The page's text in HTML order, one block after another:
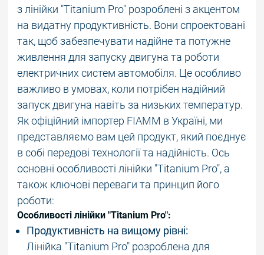
з лінійки "Titanium Pro" розроблені з акцентом
на видатну продуктивність. Вони спроектовані
так, щоб забезпечувати надійне та потужне
живлення для запуску двигуна та роботи
електричних систем автомобіля. Це особливо
важливо в умовах, коли потрібен надійний
запуск двигуна навіть за низьких температур.
Як офіційний імпортер FIAMM в Україні, ми
представляємо вам цей продукт, який поєднує
в собі передові технології та надійність. Ось
основні особливості лінійки "Titanium Pro", а
також ключові переваги та принцип його
роботи:
Особливості лінійки "Titanium Pro":
Продуктивність на вищому рівні:
Лінійка "Titanium Pro" розроблена для